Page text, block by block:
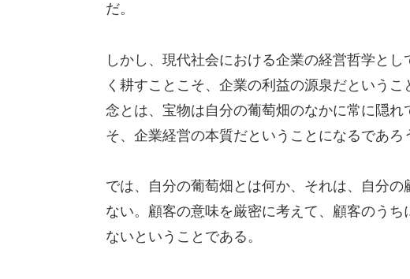
だ。
しかし、現代社会における企業の経営哲学と
く耕すことこそ、企業の利益の源泉だという
念とは、宝物は自分の葡萄畑のなかに常に隠
そ、企業経営の本質だということになるであろ
では、自分の葡萄畑とは何か、それは、自分
ない。顧客の意味を厳密に考えて、顧客のう
ないということである。